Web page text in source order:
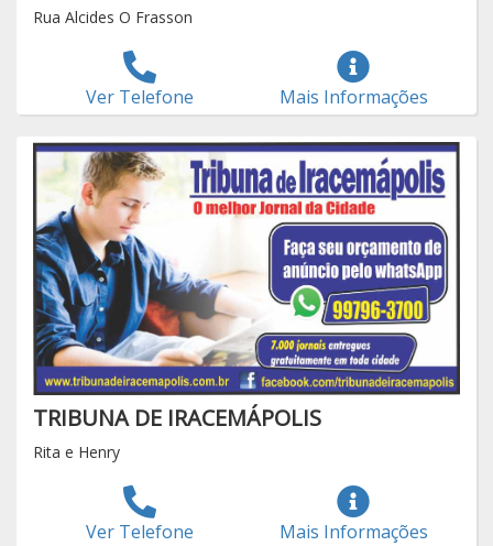
Rua Alcides O Frasson
Ver Telefone Mais Informações
TRIBUNA DE IRACEMÁPOLIS
Rita e Henry
Ver Telefone Mais Informações